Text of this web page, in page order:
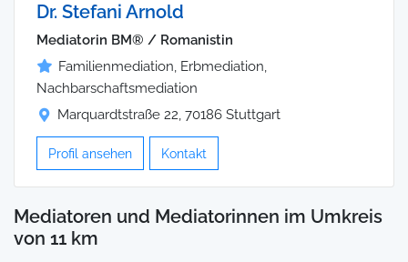
Dr. Stefani Arnold
Mediatorin BM® / Romanistin
Familienmediation, Erbmediation,
Nachbarschaftsmediation
Marquardtstraße 22, 70186 Stuttgart
Profil ansehen Kontakt
Mediatoren und Mediatorinnen im Umkreis
von 11 km